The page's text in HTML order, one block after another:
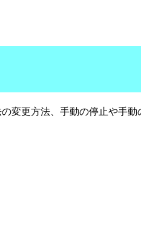
変更方法、手動の停止や手動